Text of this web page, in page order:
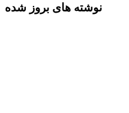
نوشته های بروز شده